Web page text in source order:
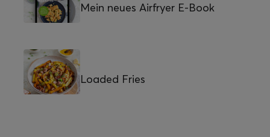
Mein neues Airfryer E-Book
Loaded Fries